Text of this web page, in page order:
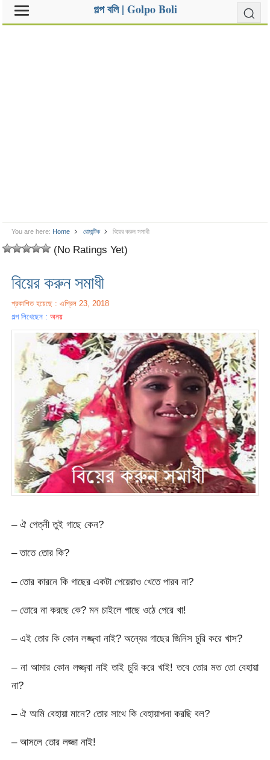
গল্প বলি | Golpo Boli
You are here: Home রোমান্টিক বিয়ের করুন সমাধী
(No Ratings Yet)
বিয়ের করুন সমাধী
প্রকাশিত হয়েছে : এপ্রিল 23, 2018
গল্প লিখেছেন :অনয়
– ঐ পেত্নী তুই গাছে কেন?
– তাতে তোর কি?
– তোর কারনে কি গাছের একটা পেয়েরাও খেতে পারব না?
– তোরে না করছে কে? মন চাইলে গাছে ওঠে পেরে খা!
– এই তোর কি কোন লজ্জ্বা নাই? অন্যের গাছের জিনিস চুরি করে খাস?
– না আমার কোন লজ্জ্বা নাই তাই চুরি করে খাই! তবে তোর মত তো বেহায়া
না?
– ঐ আমি বেহায়া মানে? তোর সাথে কি বেহায়াপনা করছি বল?
– আসলে তোর লজ্জা নাই!